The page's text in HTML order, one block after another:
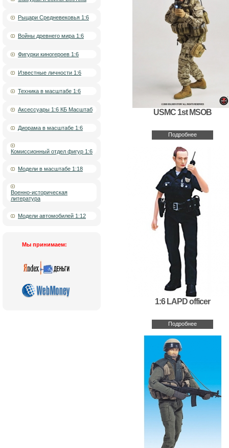
Рыцари Средневековья 1:6
Войны древнего мира 1:6
Фигурки киногероев 1:6
Известные личности 1:6
Техника в масштабе 1:6
Аксессуары 1:6 КБ Масштаб
Диорама в масштабе 1:6
Комиссионный отдел фигур 1:6
Модели в масштабе 1:18
Военно-историческая
литература
Модели автомобилей 1:12
Мы принимаем:
USMC 1st MSOB
Подробнее
1:6 LAPD officer
Подробнее